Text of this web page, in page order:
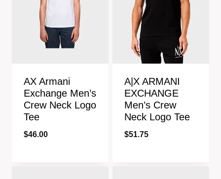
AX Armani
Exchange Men’s
Crew Neck Logo
Tee
$46.00
A|X ARMANI
EXCHANGE
Men’s Crew
Neck Logo Tee
$51.75